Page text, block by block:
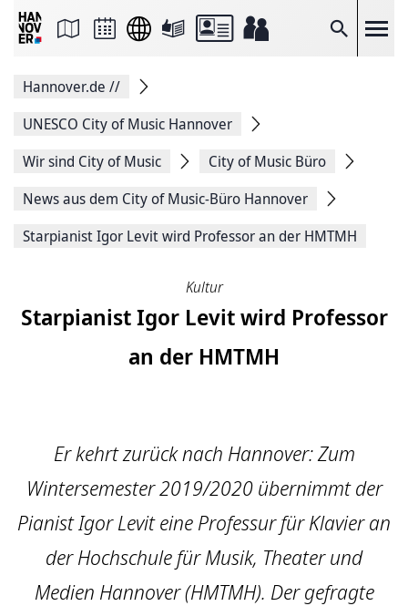
Suche
Seite
Facebook
teilen
Seitenlink
Seite
Hannover.de //
UNESCO City of Music Hannover
Wir sind­ City of Music
City of Music Büro
News aus dem City of Music-Büro Hannover
Starpianist Igor Levit wird Professor an der HMTMH
Kultur
Starpianist Igor Levit wird Professor
an der HMTMH
Er kehrt zurück nach Hannover: Zum
Wintersemester 2019/2020 übernimmt der
Pianist Igor Levit eine Professur für Klavier an
der Hochschule für Musik, Theater und
Medien Hannover (HMTMH). Der gefragte